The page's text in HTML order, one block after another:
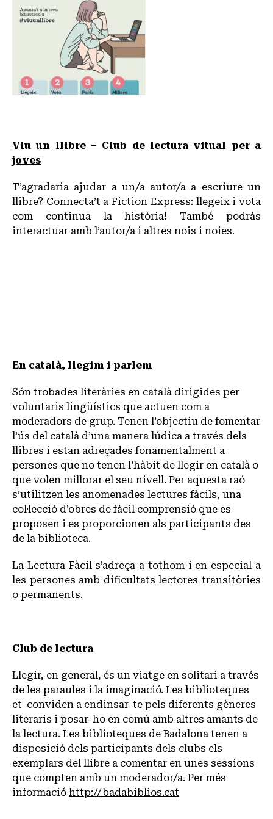
Viu un llibre – Club de lectura vitual per a
joves
T’agradaria ajudar a un/a autor/a a escriure un
llibre? Connecta’t a Fiction Express: llegeix i vota
com continua la història! També podràs
interactuar amb l’autor/a i altres nois i noies.
En català, llegim i parlem
Són trobades literàries en català dirigides per
voluntaris lingüístics que actuen com a
moderadors de grup. Tenen l’objectiu de fomentar
l’ús del català d’una manera lúdica a través dels
llibres i estan adreçades fonamentalment a
persones que no tenen l’hàbit de llegir en català o
que volen millorar el seu nivell. Per aquesta raó
s’utilitzen les anomenades lectures fàcils, una
col·lecció d’obres de fàcil comprensió que es
proposen i es proporcionen als participants des
de la biblioteca.
La Lectura Fàcil s’adreça a tothom i en especial a
les persones amb dificultats lectores transitòries
o permanents.
Club de lectura
Llegir, en general, és un viatge en solitari a través
de les paraules i la imaginació. Les biblioteques
et conviden a endinsar-te pels diferents gèneres
literaris i posar-ho en comú amb altres amants de
la lectura. Les biblioteques de Badalona tenen a
disposició dels participants dels clubs els
exemplars del llibre a comentar en unes sessions
que compten amb un moderador/a. Per més
informació http://badabiblios.cat